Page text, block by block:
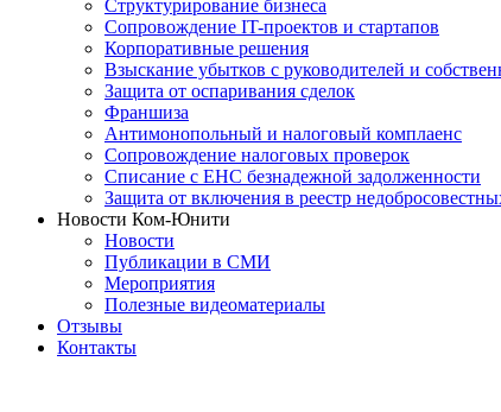
Структурирование бизнеса
Сопровождение IT-проектов и стартапов
Корпоративные решения
Взыскание убытков с руководителей и
Защита от оспаривания сделок
Франшиза
Антимонопольный и налоговый комплаенс
Сопровождение налоговых проверок
Списание с ЕНС безнадежной задолженности
Защита от включения в реестр
Новости Ком-Юнити
Новости
Публикации в СМИ
Мероприятия
Полезные видеоматериалы
Отзывы
Контакты